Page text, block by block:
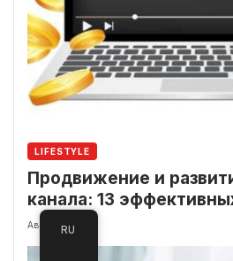
LIFESTYLE
Продвижение и
канала: 13
Август 17, 2023
RU